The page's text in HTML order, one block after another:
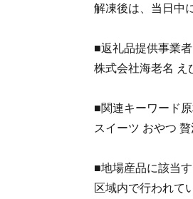
解凍後は、当日中
■返礼品提供事業者
株式会社海老名 え
■関連キーワード
スイーツ おやつ
■地場産品に該当
区域内で行われて